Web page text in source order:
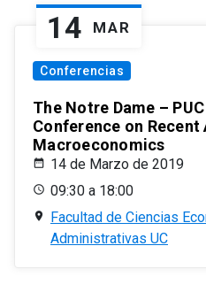
14 MAR
Conferencias
The Notre Dame –
Conference on Recent
Macroeconomics
14 de Marzo de 2019
09:30 a 18:00
Facultad de Ciencias
Administrativas UC